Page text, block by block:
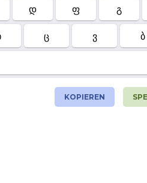
დ ფ გ
ც ვ ბ
KOPIEREN